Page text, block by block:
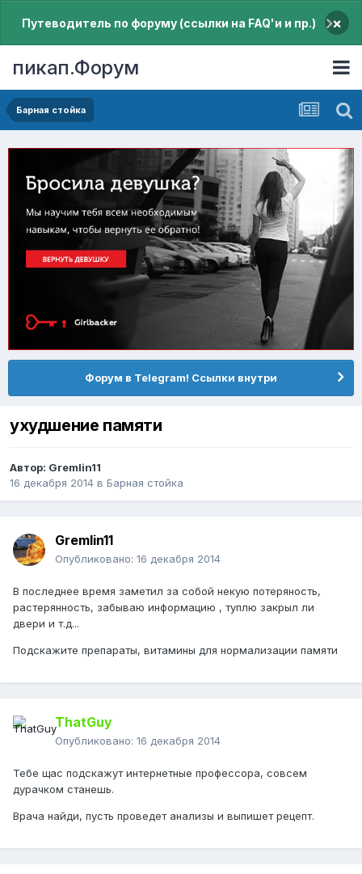
Путеводитель по форуму (ссылки на FAQ'и и пр.) ×
пикап.Форум
Барная стойка
Форум в Telegram! Ссылки внутри
ухудшение памяти
Автор: Gremlin11
16 декабря 2014 в Барная стойка
Gremlin11
Опубликовано: 16 декабря 2014
В последнее время заметил за собой некую потеряность,
растерянность, забываю информацию , туплю закрыл ли
двери и т.д...
Подскажите препараты, витамины для нормализации памяти
ThatGuy
Опубликовано: 16 декабря 2014
Тебе щас подскажут интернетные профессора, совсем
дурачком станешь.
Врача найди, пусть проведет анализы и выпишет рецепт.